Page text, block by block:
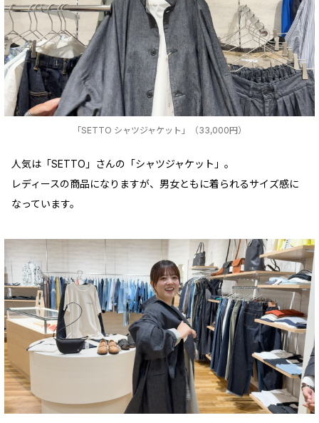
「SETTO シャツジャケット」（33,000円）
人気は「SETTO」さんの「シャツジャケット」。
レディースの商品になりますが、男女ともに着られるサイズ感に
なっています。